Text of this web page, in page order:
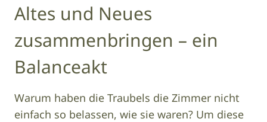
Altes und Neues
zusammenbringen – ein
Balanceakt
Warum haben die Traubels die Zimmer nicht
einfach so belassen, wie sie waren? Um diese